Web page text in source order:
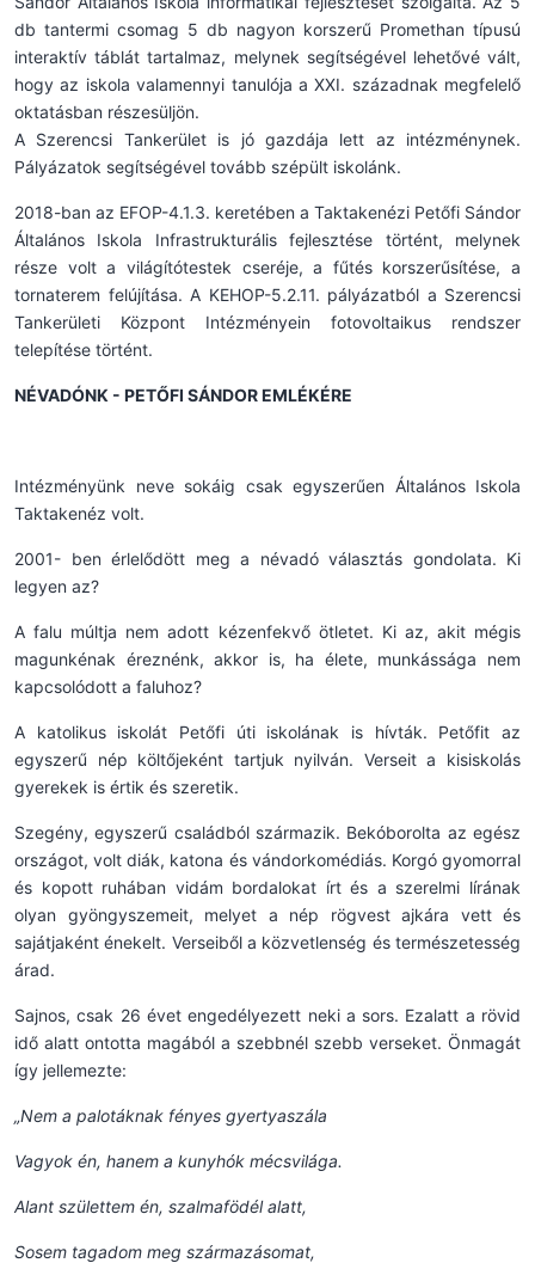
db tantermi csomag 5 db nagyon korszerű Promethan típusú
interaktív táblát tartalmaz, melynek segítségével lehetővé vált,
hogy az iskola valamennyi tanulója a XXI. századnak megfelelő
oktatásban részesüljön.
A Szerencsi Tankerület is jó gazdája lett az intézménynek.
Pályázatok segítségével tovább szépült iskolánk.
2018-ban az EFOP-4.1.3. keretében a Taktakenézi Petőfi Sándor
Általános Iskola Infrastrukturális fejlesztése történt, melynek
része volt a világítótestek cseréje, a fűtés korszerűsítése, a
tornaterem felújítása. A KEHOP-5.2.11. pályázatból a Szerencsi
Tankerületi Központ Intézményein fotovoltaikus rendszer
telepítése történt.
NÉVADÓNK - PETŐFI SÁNDOR EMLÉKÉRE
Intézményünk neve sokáig csak egyszerűen Általános Iskola
Taktakenéz volt.
2001- ben érlelődött meg a névadó választás gondolata. Ki
legyen az?
A falu múltja nem adott kézenfekvő ötletet. Ki az, akit mégis
magunkénak éreznénk, akkor is, ha élete, munkássága nem
kapcsolódott a faluhoz?
A katolikus iskolát Petőfi úti iskolának is hívták. Petőfit az
egyszerű nép költőjeként tartjuk nyilván. Verseit a kisiskolás
gyerekek is értik és szeretik.
Szegény, egyszerű családból származik. Bekóborolta az egész
országot, volt diák, katona és vándorkomédiás. Korgó gyomorral
és kopott ruhában vidám bordalokat írt és a szerelmi lírának
olyan gyöngyszemeit, melyet a nép rögvest ajkára vett és
sajátjaként énekelt. Verseiből a közvetlenség és természetesség
árad.
Sajnos, csak 26 évet engedélyezett neki a sors. Ezalatt a rövid
idő alatt ontotta magából a szebbnél szebb verseket. Önmagát
így jellemezte:
„Nem a palotáknak fényes gyertyaszála
Vagyok én, hanem a kunyhók mécsvilága.
Alant születtem én, szalmafödél alatt,
Sosem tagadom meg származásomat,